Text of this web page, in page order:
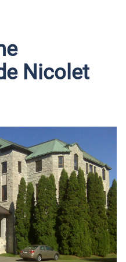
Nicolet